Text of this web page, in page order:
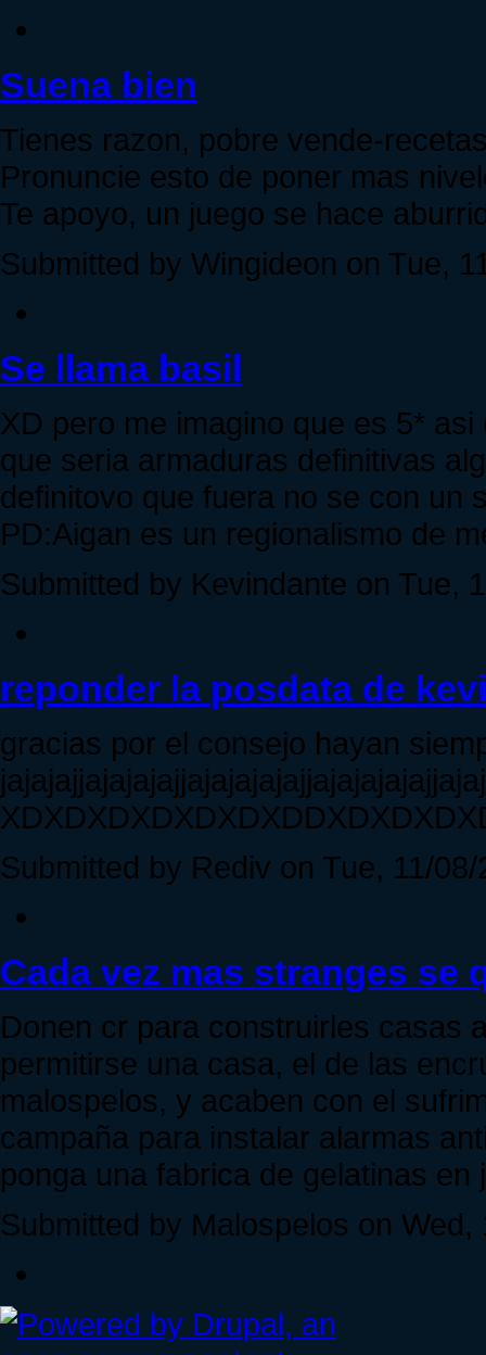
Suena bien
Tienes razon, pobre vende-
Pronuncie esto de poner mas
Te apoyo, un juego se hace
Submitted by Wingideon on Tue,
Se llama basil
XD pero me imagino que es 5*
que seria armaduras definitivas
definitovo que fuera no se con un
PD:Aigan es un regionalismo de
Submitted by Kevindante on Tue,
reponder la posdata de
gracias por el consejo hayan
Submitted by Rediv on Tue, 11/
Cada vez mas stranges se
Donen cr para construirles casas
permitirse una casa, el de las
malospelos, y acaben con el
campaña para instalar alarmas
ponga una fabrica de gelatinas en
Submitted by Malospelos on Wed,